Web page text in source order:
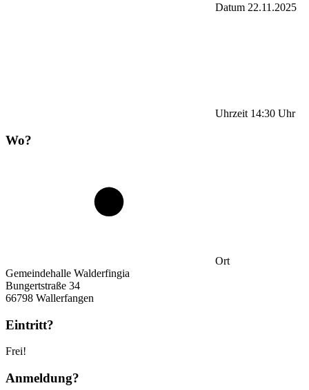
Datum 22.11.2025
Uhrzeit 14:30 Uhr
Wo?
Ort
Gemeindehalle Walderfingia
Bungertstraße 34
66798 Wallerfangen
Eintritt?
Frei!
Anmeldung?